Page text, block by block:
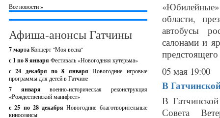
Все новости »
Афиша-анонсы Гатчины
7 мартаКонцерт "Моя весна"
с 1 по 8 января Фестиваль «Новогодняя кутерьма»
с 24 декабря по 8 январяНовогодние игровые
программы для детей в Гатчине
7 январявоенно-историческая реконструкция
«Рождественский манифест»
c 25 по 28 декабряНовогодние благотворительные
киносеансы
области,
автобусы
салонами и
05 мая 19:00
В
В
Совета